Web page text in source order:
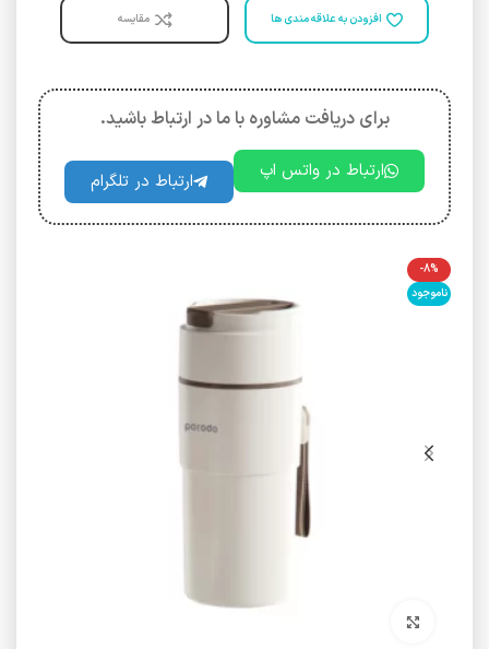
افزودن به علاقه مندی ها مقایسه
برای دریافت مشاوره با ما در ارتباط باشید.
ارتباط در واتس اپ ارتباط در تلگرام
-8%
ناموجود